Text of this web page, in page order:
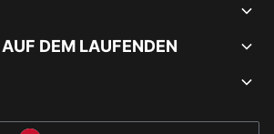
DEM LAUFENDEN